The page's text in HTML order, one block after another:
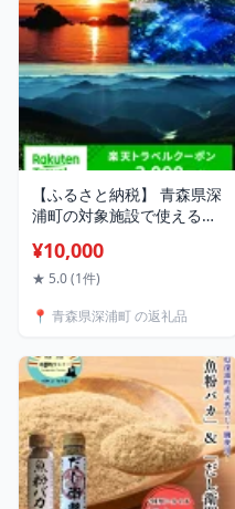
【ふるさと納税】 青森県深
浦町の対象施設で使える楽
10,000円
¥10,000
★ 5.0 (1件)
📍 青森県深浦町 の返礼品